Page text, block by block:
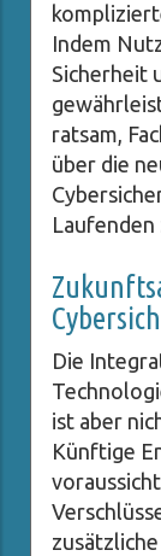
Indem
Sicherheit
ratsam,
über die
Die
ist aber
Künftige